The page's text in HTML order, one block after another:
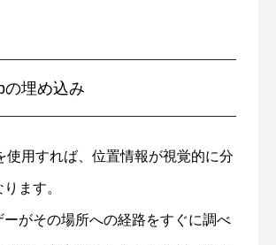
の埋め込み
使用すれば、位置情報が視覚的に分
ます。
ーがその場所への経路をすぐに調べ